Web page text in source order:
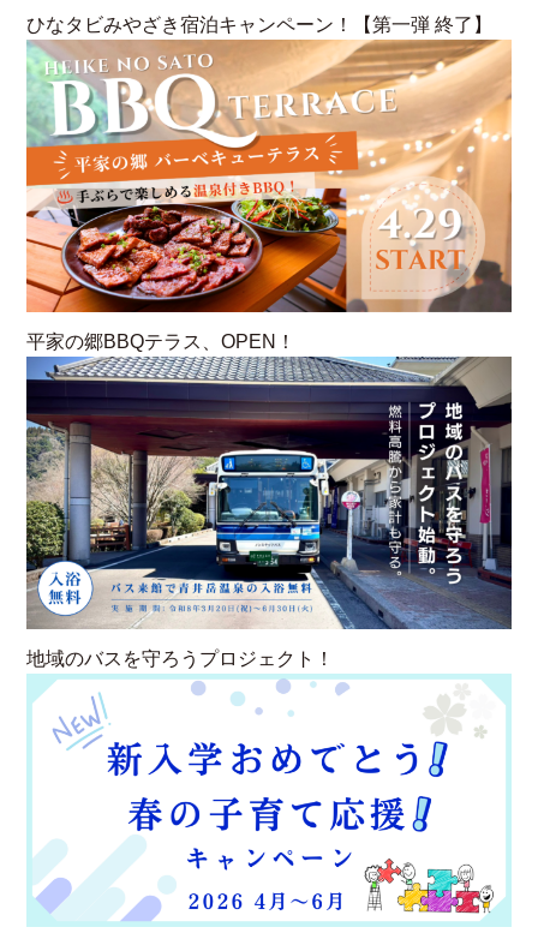
ひなタビみやざき宿泊キャンペーン！【第一弾 終了】
平家の郷BBQテラス、OPEN！
地域のバスを守ろうプロジェクト！